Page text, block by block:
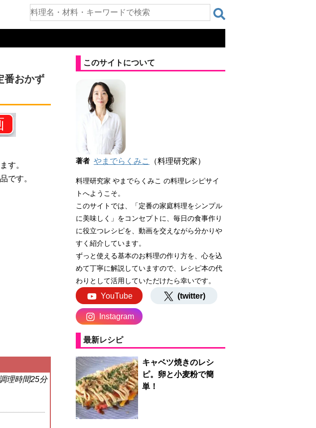
番おかず
す。
です。
理時間25分
このサイトについて
著者 やまでらくみこ （料理研究家）
料理研究家 やまでらくみこ の料理レシピサイ
トへようこそ。
このサイトでは、「定番の家庭料理をシンプル
に美味しく」をコンセプトに、毎日の食事作り
に役立つレシピを、動画を交えながら分かりや
すく紹介しています。
ずっと使える基本のお料理の作り方を、心を込
めて丁寧に解説していますので、レシピ本の代
わりとして活用していただけたら幸いです。
YouTube (twitter)
Instagram
最新レシピ
キャベツ焼きのレシ
ピ。卵と小麦粉で簡
単！